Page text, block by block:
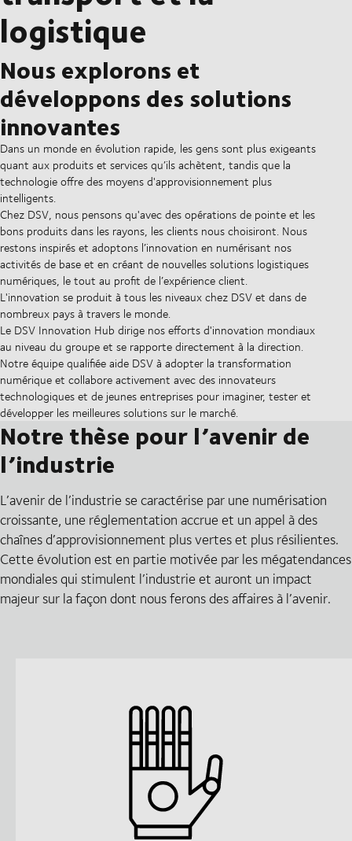
logistique
Nous explorons et
développons des solutions
innovantes
Dans un monde en évolution rapide, les gens sont plus exigeants
quant aux produits et services qu’ils achètent, tandis que la
technologie offre des moyens d'approvisionnement plus
intelligents.
Chez DSV, nous pensons qu'avec des opérations de pointe et les
bons produits dans les rayons, les clients nous choisiront. Nous
restons inspirés et adoptons l’innovation en numérisant nos
activités de base et en créant de nouvelles solutions logistiques
numériques, le tout au profit de l’expérience client.
L'innovation se produit à tous les niveaux chez DSV et dans de
nombreux pays à travers le monde.
Le DSV Innovation Hub dirige nos efforts d'innovation mondiaux
au niveau du groupe et se rapporte directement à la direction.
Notre équipe qualifiée aide DSV à adopter la transformation
numérique et collabore activement avec des innovateurs
technologiques et de jeunes entreprises pour imaginer, tester et
développer les meilleures solutions sur le marché.
Notre thèse pour l’avenir de
l’industrie
L’avenir de l’industrie se caractérise par une numérisation
croissante, une réglementation accrue et un appel à des
chaînes d’approvisionnement plus vertes et plus résilientes.
Cette évolution est en partie motivée par les mégatendances
mondiales qui stimulent l’industrie et auront un impact
majeur sur la façon dont nous ferons des affaires à l’avenir.